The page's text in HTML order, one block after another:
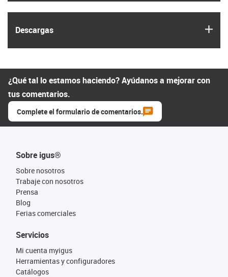
Descargas
¿Qué tal lo estamos haciendo? Ayúdanos a mejorar con
tus comentarios.
Complete el formulario de comentarios.
Sobre igus®
Sobre nosotros
Trabaje con nosotros
Prensa
Blog
Ferias comerciales
Servicios
Mi cuenta myigus
Herramientas y configuradores
Catálogos